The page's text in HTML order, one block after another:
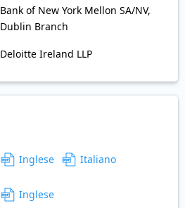
Bank of New York Mellon SA/NV,
Dublin Branch
Deloitte Ireland LLP
Inglese Italiano
Inglese